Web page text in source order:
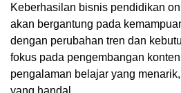
Keberhasilan bisnis pendidikan
akan bergantung pada
dengan perubahan tren dan
fokus pada pengembangan
pengalaman belajar yang
yang handal.